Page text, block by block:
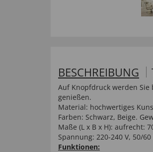
BESCHREIBUNG
Auf Knopfdruck werden
genießen.
Material: hochwertiges
Farben: Schwarz, Beige.
Maße (L x B x H): aufrecht:
Spannung: 220-240 V, 50/
Funktionen: